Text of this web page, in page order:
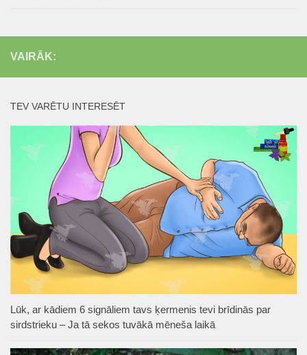
VAIRĀK:
TEV VARĒTU INTERESĒT
Lūk, ar kādiem 6 signāliem tavs ķermenis tevi brīdinās par
sirdstrieku – Ja tā sekos tuvākā mēneša laikā